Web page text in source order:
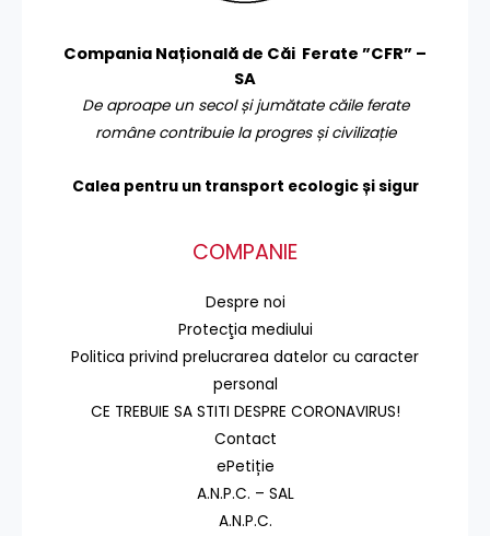
Compania Națională de Căi Ferate ”CFR” –
SA
De aproape un secol și jumătate căile ferate
române contribuie la progres și civilizație
Calea pentru un transport ecologic și sigur
COMPANIE
Despre noi
Protecţia mediului
Politica privind prelucrarea datelor cu caracter
personal
CE TREBUIE SA STITI DESPRE CORONAVIRUS!
Contact
ePetiție
A.N.P.C. – SAL
A.N.P.C.